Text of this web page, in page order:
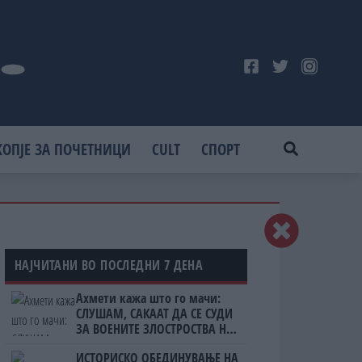
ЗА ПОЧЕТНИЦИ CULT СПОРТ
НАЈЧИТАНИ ВО ПОСЛЕДНИ 7 ДЕНА
Ахмети кажа што го мачи:
СЛУШАМ, САКААТ ДА СЕ СУДИ
ЗА ВОЕНИТЕ ЗЛОСТРОСТВА НА
ИСТОРИСКО ОБЕДИНУВАЊЕ НА